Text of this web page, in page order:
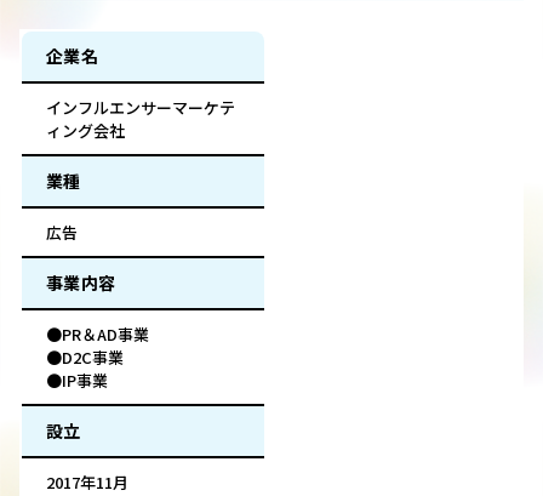
企業名
インフルエンサーマーケテ
ィング会社
業種
広告
事業内容
●PR＆AD事業
●D2C事業
●IP事業
設立
2017年11月